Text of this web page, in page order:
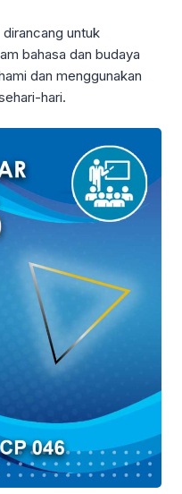
untuk
bahasa dan budaya
dan menggunakan
hari.